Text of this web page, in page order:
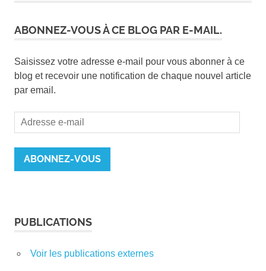
ABONNEZ-VOUS À CE BLOG PAR E-MAIL.
Saisissez votre adresse e-mail pour vous abonner à ce
blog et recevoir une notification de chaque nouvel article
par email.
Adresse
e-
mail
ABONNEZ-VOUS
PUBLICATIONS
Voir les publications externes